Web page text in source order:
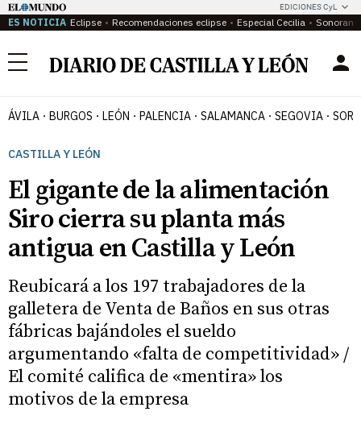
EDICIONES CyL
ES NOTICIA Eclipse Recomendaciones eclipse Especial Cecilia
Menú
ÁVILA BURGOS LEÓN PALENCIA SALAMANCA SEGOVIA
CASTILLA Y LEÓN
El gigante de la alimentación
Siro cierra su planta más
antigua en Castilla y León
Reubicará a los 197 trabajadores de la
galletera de Venta de Baños en sus otras
fábricas bajándoles el sueldo
argumentando «falta de competitividad» /
El comité califica de «mentira» los
motivos de la empresa